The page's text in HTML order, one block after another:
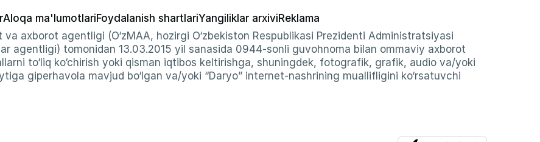
Aloqa ma'lumotlariFoydalanish shartlariYangiliklar arxiviReklama
axborot agentligi (O‘zMAA, hozirgi O‘zbekiston Respublikasi Prezidenti Administratsiyasi
agentligi) tomonidan 13.03.2015 yil sanasida 0944-sonli guvohnoma bilan ommaviy axborot
to‘liq ko‘chirish yoki qisman iqtibos keltirishga, shuningdek, fotografik, grafik, audio va/yoki
giperhavola mavjud bo‘lgan va/yoki “Daryo” internet-nashrining muallifligini ko‘rsatuvchi